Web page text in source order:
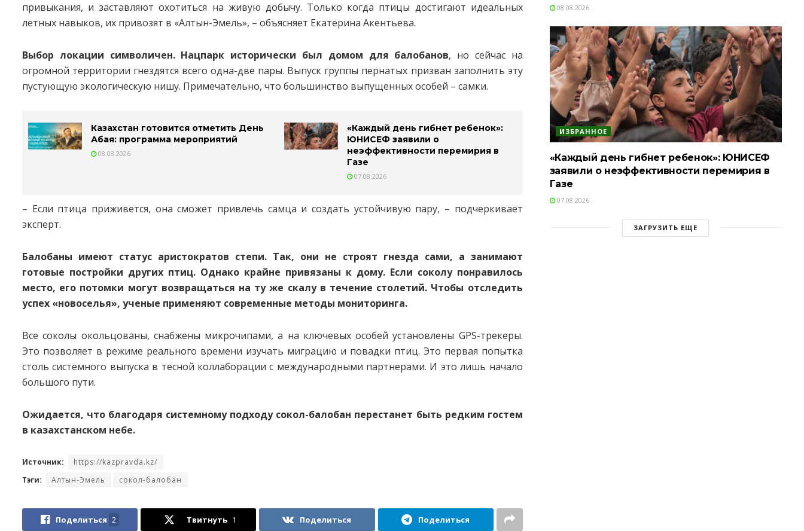
привыкания, и заставляют охотиться на живую добычу. Только когда птицы достигают идеальных
летных навыков, их привозят в «Алтын-Эмель», – объясняет Екатерина Акентьева.
Выбор локации символичен. Нацпарк исторически был домом для балобанов, но сейчас на
огромной территории гнездятся всего одна-две пары. Выпуск группы пернатых призван заполнить эту
пустующую экологическую нишу. Примечательно, что большинство выпущенных особей – самки.
Казахстан готовится отметить День
Абая: программа мероприятий
08.08.2026
«Каждый день гибнет ребенок»:
ЮНИСЕФ заявили о
неэффективности перемирия в
Газе
07.08.2026
– Если птица приживется, она сможет привлечь самца и создать устойчивую пару, – подчеркивает
эксперт.
Балобаны имеют статус аристократов степи. Так, они не строят гнезда сами, а занимают
готовые постройки других птиц. Однако крайне привязаны к дому. Если соколу понравилось
место, его потомки могут возвращаться на ту же скалу в течение столетий. Чтобы отследить
успех «новоселья», ученые применяют современные методы мониторинга.
Все соколы окольцованы, снабжены микрочипами, а на ключевых особей установлены GPS-трекеры.
Это позволяет в режиме реального времени изучать миграцию и повадки птиц. Это первая попытка
столь системного выпуска в тесной коллаборации с меж­дународными партнерами. И это лишь начало
большого пути.
Ожидается, что благодаря системному подходу сокол-балобан перестанет быть редким гостем
в казахстанском небе.
Источник:
https://kazpravda.kz/
Тэги:
Алтын-Эмель сокол-балобан
Поделиться 2 Твитнуть 1 Поделиться Поделиться
08.08.2026
ИЗБРАННОЕ
«Каждый день гибнет ребенок»: ЮНИСЕФ
заявили о неэффективности перемирия в
Газе
07.08.2026
ЗАГРУЗИТЬ ЕЩЕ